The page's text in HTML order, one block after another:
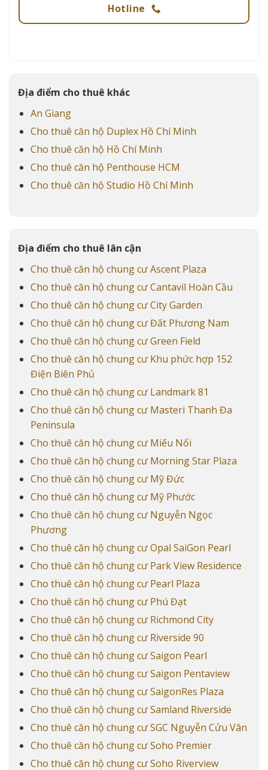
Hotline
Địa điểm cho thuê khác
An Giang
Cho thuê căn hộ Duplex Hồ Chí Minh
Cho thuê căn hộ Hồ Chí Minh
Cho thuê căn hộ Penthouse HCM
Cho thuê căn hộ Studio Hồ Chí Minh
Địa điểm cho thuê lân cận
Cho thuê căn hộ chung cư Ascent Plaza
Cho thuê căn hộ chung cư Cantavil Hoàn Cầu
Cho thuê căn hộ chung cư City Garden
Cho thuê căn hộ chung cư Đất Phương Nam
Cho thuê căn hộ chung cư Green Field
Cho thuê căn hộ chung cư Khu phức hợp 152
Điện Biên Phủ
Cho thuê căn hộ chung cư Landmark 81
Cho thuê căn hộ chung cư Masteri Thanh Đa
Peninsula
Cho thuê căn hộ chung cư Miếu Nổi
Cho thuê căn hộ chung cư Morning Star Plaza
Cho thuê căn hộ chung cư Mỹ Đức
Cho thuê căn hộ chung cư Mỹ Phước
Cho thuê căn hộ chung cư Nguyễn Ngọc
Phương
Cho thuê căn hộ chung cư Opal SaiGon Pearl
Cho thuê căn hộ chung cư Park View Residence
Cho thuê căn hộ chung cư Pearl Plaza
Cho thuê căn hộ chung cư Phú Đạt
Cho thuê căn hộ chung cư Richmond City
Cho thuê căn hộ chung cư Riverside 90
Cho thuê căn hộ chung cư Saigon Pearl
Cho thuê căn hộ chung cư Saigon Pentaview
Cho thuê căn hộ chung cư SaigonRes Plaza
Cho thuê căn hộ chung cư Samland Riverside
Cho thuê căn hộ chung cư SGC Nguyễn Cửu Vân
Cho thuê căn hộ chung cư Soho Premier
Cho thuê căn hộ chung cư Soho Riverview